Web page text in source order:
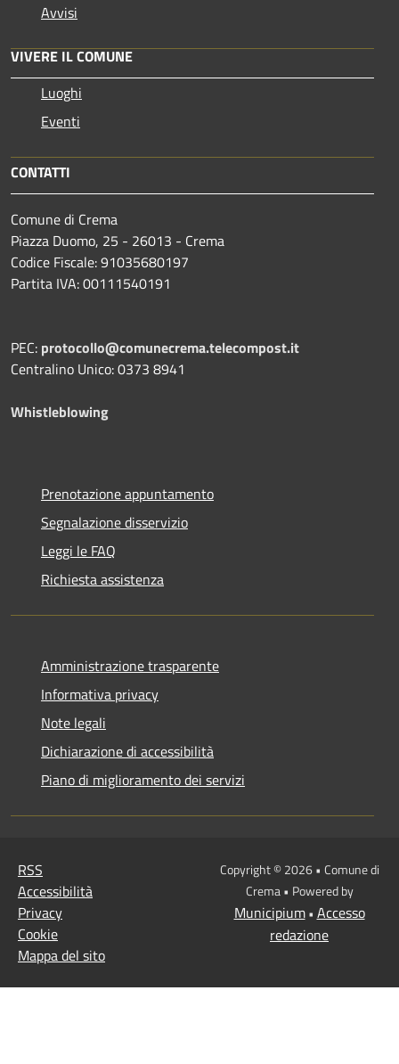
Avvisi
VIVERE IL COMUNE
Luoghi
Eventi
CONTATTI
Comune di Crema
Piazza Duomo, 25 - 26013 - Crema
Codice Fiscale: 91035680197
Partita IVA: 00111540191
PEC: protocollo@comunecrema.telecompost.it
Centralino Unico: 0373 8941
Whistleblowing
Prenotazione appuntamento
Segnalazione disservizio
Leggi le FAQ
Richiesta assistenza
Amministrazione trasparente
Informativa privacy
Note legali
Dichiarazione di accessibilità
Piano di miglioramento dei servizi
RSS
Accessibilità
Privacy
Cookie
Mappa del sito
Copyright © 2026 • Comune di
Crema • Powered by
Municipium• Accesso
redazione